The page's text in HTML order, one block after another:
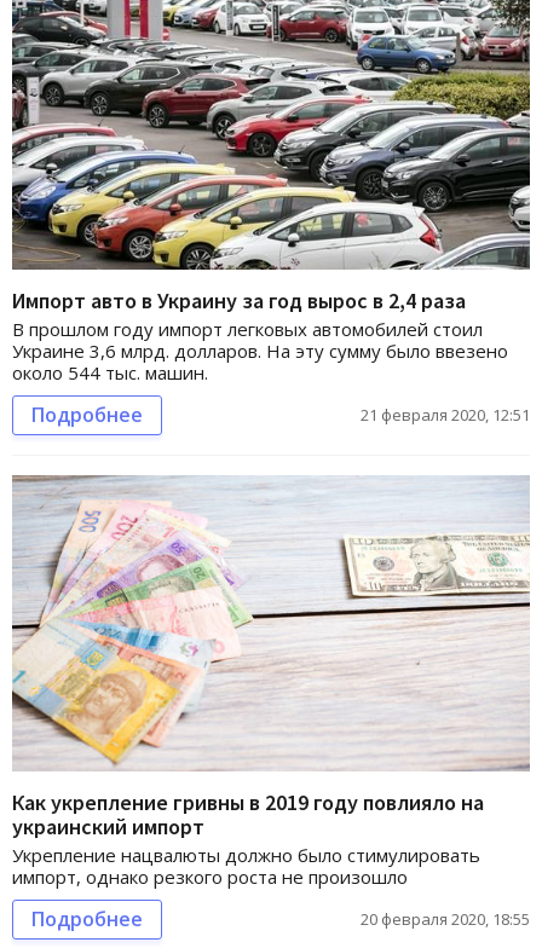
Импорт авто в Украину за год вырос в 2,4 раза
В прошлом году импорт легковых автомобилей стоил
Украине 3,6 млрд. долларов. На эту сумму было ввезено
около 544 тыс. машин.
Подробнее 21 февраля 2020, 12:51
Как укрепление гривны в 2019 году повлияло на
украинский импорт
Укрепление нацвалюты должно было стимулировать
импорт, однако резкого роста не произошло
Подробнее 20 февраля 2020, 18:55